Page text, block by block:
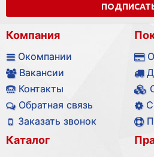
Компания
Окомпании
Вакансии
Контакты
Обратная связь
Заказать звонок
Каталог